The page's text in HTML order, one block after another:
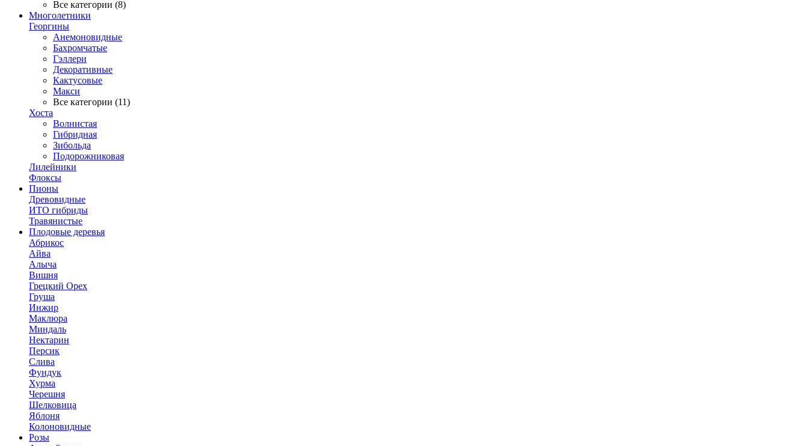
Все категории (8)
Многолетники
Георгины
Анемоновидные
Бахромчатые
Гэллери
Декоративные
Кактусовые
Макси
Все категории (11)
Хоста
Волнистая
Гибридная
Зибольда
Подорожниковая
Лилейники
Флоксы
Пионы
Древовидные
ИТО гибриды
Травянистые
Плодовые деревья
Абрикос
Айва
Алыча
Вишня
Грецкий Орех
Груша
Инжир
Маклюра
Миндаль
Нектарин
Персик
Слива
Фундук
Хурма
Черешня
Шелковица
Яблоня
Колоновидные
Розы